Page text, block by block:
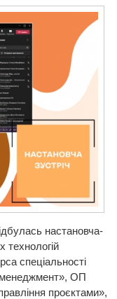
настановча-
технологій
спеціальності
ОП
проєктами»,